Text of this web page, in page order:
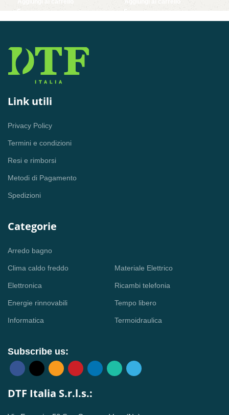
Aggiungi al carrello Aggiungi al carrello
Link utili
Privacy Policy
Termini e condizioni
Resi e rimborsi
Metodi di Pagamento
Spedizioni
Categorie
Arredo bagno
Clima caldo freddo
Elettronica
Energie rinnovabili
Informatica
Materiale Elettrico
Ricambi telefonia
Tempo libero
Termoidraulica
Subscribe us:
DTF Italia S.r.l.s.: